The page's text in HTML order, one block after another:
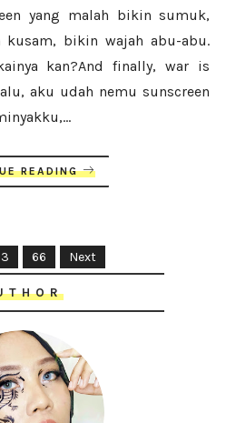
yang malah bikin sumuk,
kusam, bikin wajah abu-abu.
kan?And finally, war is
aku udah nemu sunscreen
READING
3 66 Next